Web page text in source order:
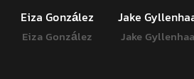
Jake
Jake
Eiza González
Eiza González